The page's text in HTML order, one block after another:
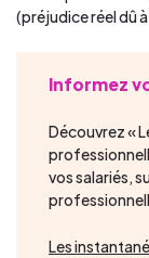
(préjudice réel dû
Informez
Découvrez «
vos salariés,
Les